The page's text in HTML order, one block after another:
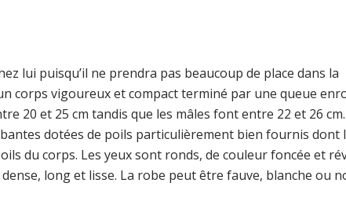
lui puisqu’il ne prendra pas beaucoup de place dans la
corps vigoureux et compact terminé par une queue
20 et 25 cm tandis que les mâles font entre 22 et 26 cm.
dotées de poils particulièrement bien fournis dont
du corps. Les yeux sont ronds, de couleur foncée et
long et lisse. La robe peut être fauve, blanche ou